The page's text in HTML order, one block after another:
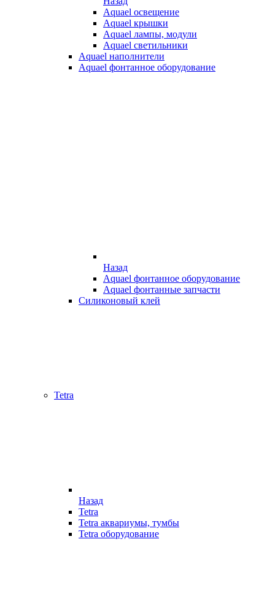
Aquael освещение
Aquael крышки
Aquael лампы, модули
Aquael светильники
Aquael наполнители
Aquael фонтанное оборудование
Назад
Aquael фонтанное оборудование
Aquael фонтанные запчасти
Силиконовый клей
Tetra
Назад
Tetra
Tetra аквариумы, тумбы
Tetra оборудование